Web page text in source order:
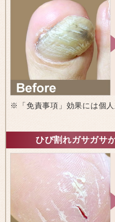
※「免責事項」効果には個人
ひび割れガサガサ